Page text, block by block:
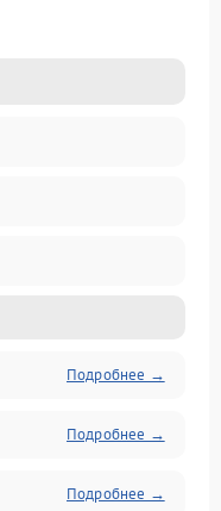
Подробнее →
Подробнее →
Подробнее →